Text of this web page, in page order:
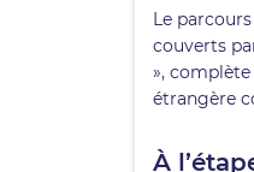
Le
couverts
», complète
étrangère
À